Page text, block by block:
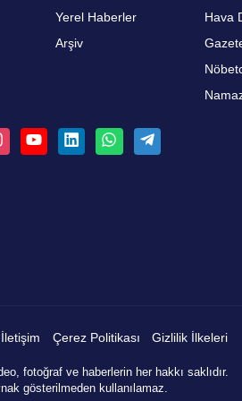
Yerel Haberler
Arşiv
Hava
İletişim Çerez Politikası Gizlilik İlkeleri
fotoğraf ve haberlerin her hakkı saklıdır.
gösterilmeden kullanılamaz.